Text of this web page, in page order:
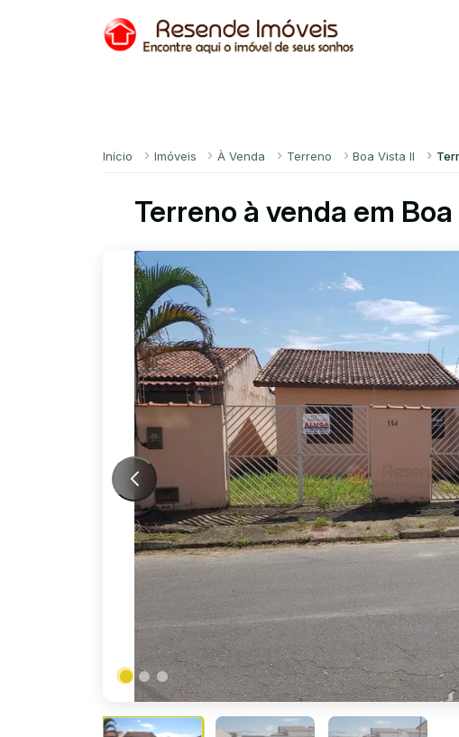
Início Imóveis À Venda Terreno Boa Vista II
Terreno à venda em